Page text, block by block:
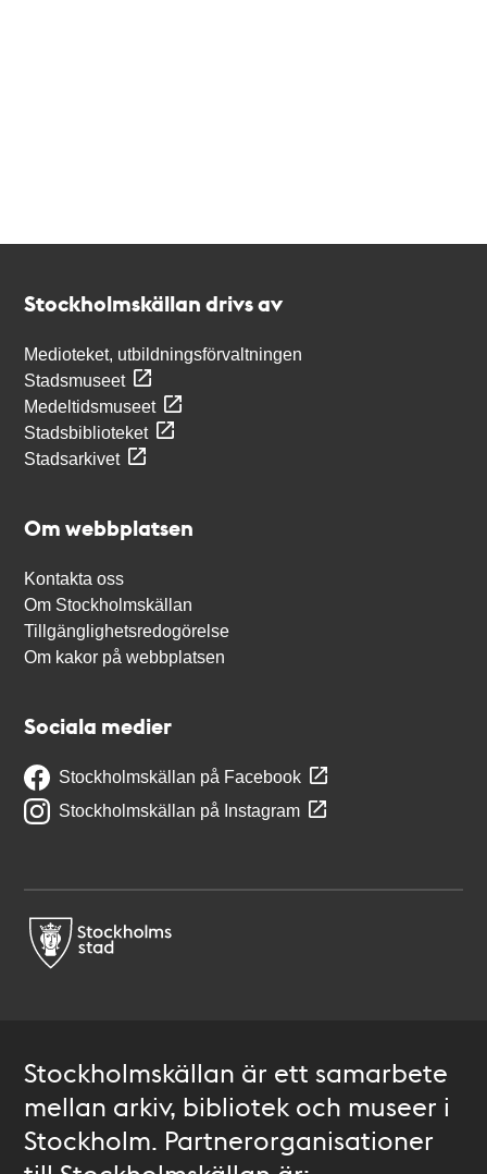
Stockholmskällan drivs av
Medioteket, utbildningsförvaltningen
Stadsmuseet
Medeltidsmuseet
Stadsbiblioteket
Stadsarkivet
Om webbplatsen
Kontakta oss
Om Stockholmskällan
Tillgänglighetsredogörelse
Om kakor på webbplatsen
Sociala medier
Stockholmskällan på Facebook
Stockholmskällan på Instagram
Stockholmskällan är ett samarbete
mellan arkiv, bibliotek och museer i
Stockholm. Partnerorganisationer